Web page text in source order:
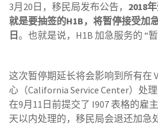
3月20日，移民局发布公告， 2018
就是要抽签的H1B，将暂停接受加
日 。也就是说，H1B 加急服务的 “
这次暂停期延长将会影响到所有在
心（California Service Center）处
在9月11日前提交了 I907 表格的雇
天以内处理的，移民局会退还加急